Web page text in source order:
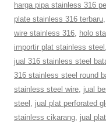
harga pipa stainless 316
plate stainless 316 terbaru,
wire stainless 316, holo
importir plat stainless steel ,
jual 316 stainless steel
316 stainless steel round
stainless steel wire, jual
steel , jual plat perforated
stainless cikarang, jual